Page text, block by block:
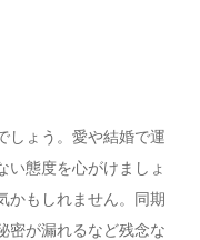
しょう。愛や結婚で運
い態度を心がけましょ
かもしれません。同期
密が漏れるなど残念な